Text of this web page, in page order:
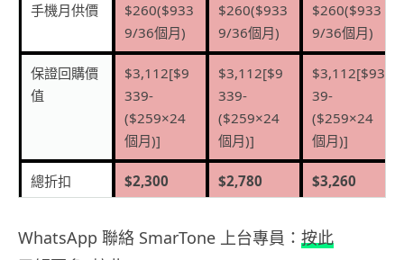
手機月供價
$260($933
9/36個月)
$260($933
9/36個月)
$260($933
9/36個月)
保證回購價
值
$3,112[$9
339-
($259×24
個月)]
$3,112[$9
339-
($259×24
個月)]
$3,112[$93
39-
($259×24
個月)]
總折扣
(HK$)
$2,300 $2,780 $3,260
扣除以上折
$202 $282 $362
WhatsApp 聯絡 SmarTone 上台專員： 按此